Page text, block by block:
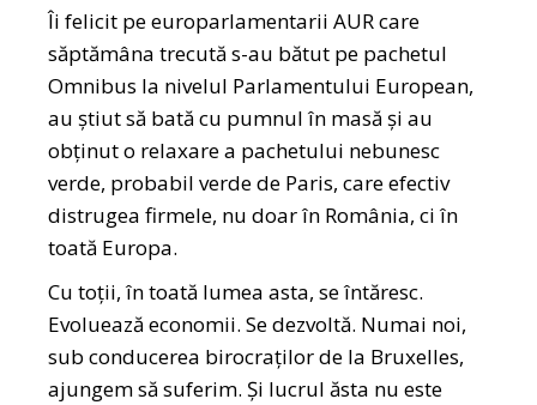
Îi felicit pe europarlamentarii AUR care
săptămâna trecută s-au bătut pe pachetul
Omnibus la nivelul Parlamentului European,
au știut să bată cu pumnul în masă și au
obținut o relaxare a pachetului nebunesc
verde, probabil verde de Paris, care efectiv
distrugea firmele, nu doar în România, ci în
toată Europa.
Cu toții, în toată lumea asta, se întăresc.
Evoluează economii. Se dezvoltă. Numai noi,
sub conducerea birocraților de la Bruxelles,
ajungem să suferim. Și lucrul ăsta nu este